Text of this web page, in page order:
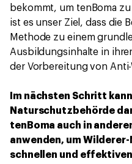
bekommt, um tenBoma
ist es unser Ziel, dass die
Methode zu einem
Ausbildungsinhalte in
der Vorbereitung von
Im nächsten Schritt
Naturschutzbehörde
tenBoma auch in
anwenden, um
schnellen und